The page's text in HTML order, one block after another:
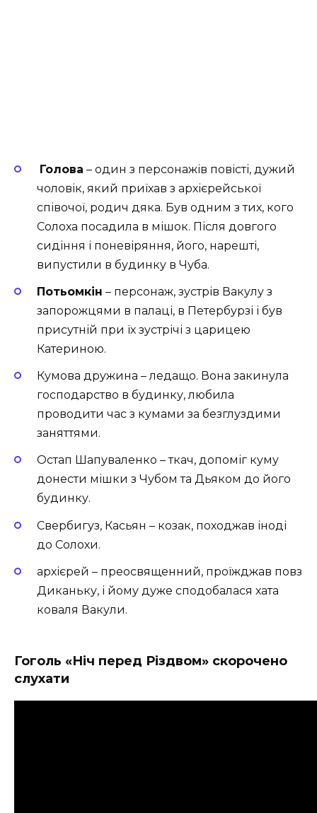
Голова – один з персонажів повісті, дужий
чоловік, який приїхав з архієрейської
співочої, родич дяка. Був одним з тих, кого
Солоха посадила в мішок. Після довгого
сидіння і поневіряння, його, нарешті,
випустили в будинку в Чуба.
Потьомкін – персонаж, зустрів Вакулу з
запорожцями в палаці, в Петербурзі і був
присутній при їх зустрічі з царицею
Катериною.
Кумова дружина – ледащо. Вона закинула
господарство в будинку, любила
проводити час з кумами за безглуздими
заняттями.
Остап Шапуваленко – ткач, допоміг куму
донести мішки з Чубом та Дьяком до його
будинку.
Свербигуз, Касьян – козак, походжав іноді
до Солохи.
архієрей – преосвященний, проїжджав повз
Диканьку, і йому дуже сподобалася хата
коваля Вакули.
Гоголь «Ніч перед Різдвом» скорочено
слухати